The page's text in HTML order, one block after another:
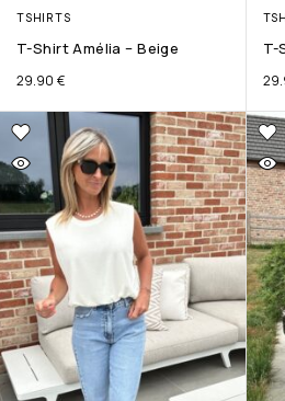
TSHIRTS
T-Shirt Amélia – Beige
29.90 €
T-